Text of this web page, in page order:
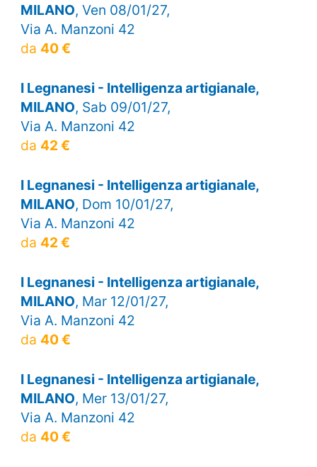
MILANO, Ven 08/01/27,
Via A. Manzoni 42
da 40 €
I Legnanesi - Intelligenza artigianale,
MILANO, Sab 09/01/27,
Via A. Manzoni 42
da 42 €
I Legnanesi - Intelligenza artigianale,
MILANO, Dom 10/01/27,
Via A. Manzoni 42
da 42 €
I Legnanesi - Intelligenza artigianale,
MILANO, Mar 12/01/27,
Via A. Manzoni 42
da 40 €
I Legnanesi - Intelligenza artigianale,
MILANO, Mer 13/01/27,
Via A. Manzoni 42
da 40 €